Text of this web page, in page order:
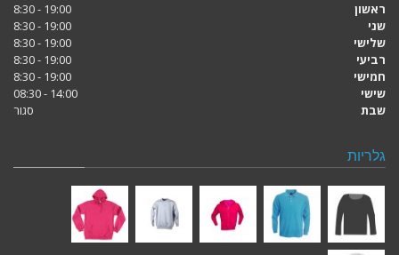
ראשון
19:00 - 8:30
שני
19:00 - 8:30
שלישי
19:00 - 8:30
רביעי
19:00 - 8:30
חמישי
19:00 - 8:30
שישי
14:00 - 08:30
שבת
סגור
גלריות